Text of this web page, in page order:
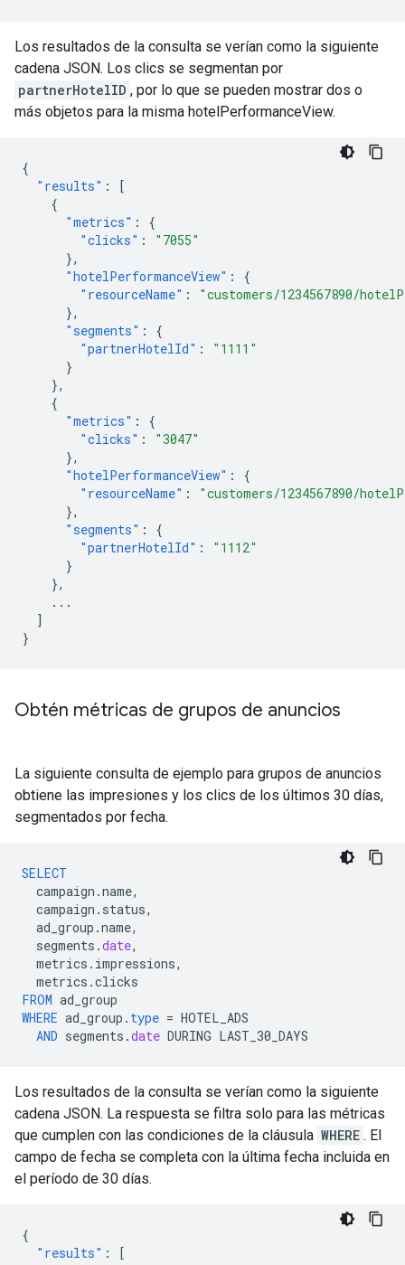
Los resultados de la consulta se verían como la siguiente
cadena JSON. Los clics se segmentan por
partnerHotelID , por lo que se pueden mostrar dos o
más objetos para la misma hotelPerformanceView.
{
"results" :
[
{
"metrics" :
{
"clicks" :
"7055"
},
"hotelPerformanceView" :
{
"resourceName" :
"customers/1234567890/
},
"segments" :
{
"partnerHotelId" :
"1111"
}
},
{
"metrics" :
{
"clicks" :
"3047"
},
"hotelPerformanceView" :
{
"resourceName" :
"customers/1234567890/
},
"segments" :
{
"partnerHotelId" :
"1112"
}
},
...
]
}
Obtén métricas de grupos de anuncios
La siguiente consulta de ejemplo para grupos de anuncios
obtiene las impresiones y los clics de los últimos 30 días,
segmentados por fecha.
SELECT
campaign .name,
campaign . status,
ad_group .name,
segments .date,
metrics . impressions,
metrics .clicks
FROM ad_group
WHERE ad_group . type = HOTEL_ADS
AND segments .date DURING LAST_30_DAYS
Los resultados de la consulta se verían como la siguiente
cadena JSON. La respuesta se filtra solo para las métricas
que cumplen con las condiciones de la cláusula WHERE . El
campo de fecha se completa con la última fecha incluida en
el período de 30 días.
{
"results" :
[